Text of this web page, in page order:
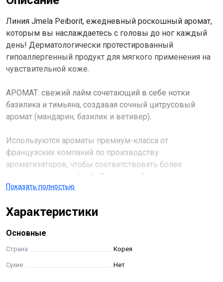
Линия Jmela Peiborit, ежедневный роскошный аромат,
которым вы наслаждаетесь с головы до ног каждый
день! Дерматологически протестированный
гипоаллергенный продукт для мягкого применения на
чувствительной коже.
АРОМАТ: свежий лайм сочетающий в себе нотки
базилика и тимьяна, создавая сочный цитрусовый
аромат (мандарин, базилик и ветивер).
Используются ароматы премиум-класса от
французских компаний по производству
ароматизаторов, чтобы соответствовать более
нежному аромату Jmela. Роскошный аромат,
созданный французским парфюмером со 100-летней
акцентом на ароматы и отдушки.
France Grasse Расположенный во французском
парфюмерном городе Грасс, где производится
роскошные ароматы, созданные с использованием
Показать полностью
Характеристики
Основные
Страна Корея
Сухие Нет